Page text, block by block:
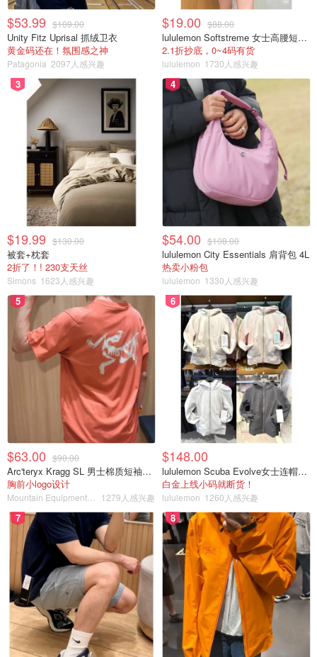
$53.99 $109.00
Unity Fitz Uprisal 抓绒卫衣
黄金码还在！氛围感之神
Patagonia 2097人感兴趣
$19.00 $88.00
lululemon Softstreme 女士高腰短裤 10cm
2.1折抄底，0~4码有货
lululemon 1730人感兴趣
3
$19.99 $130.00
被套+枕套
2折了！! 230支天丝
Simons 1623人感兴趣
4
$54.00 $108.00
lululemon City Essentials 肩背包 4L
热卖小粉包
lululemon 1330人感兴趣
5
$63.00 $90.00
Arc'teryx Kragg SL 男士棉质短袖T恤
胸前小logo设计
1279人感兴趣
6
$148.00
lululemon Scuba Evolve女士连帽卫衣 全拉链
白金上线小码就断货！
lululemon 1260人感兴趣
7 8